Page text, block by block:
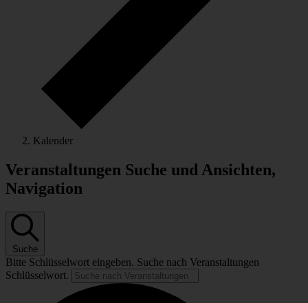
Kalender
Veranstaltungen Suche und Ansichten,
Navigation
Suche
Bitte Schlüsselwort eingeben. Suche nach Veranstaltungen
Schlüsselwort.